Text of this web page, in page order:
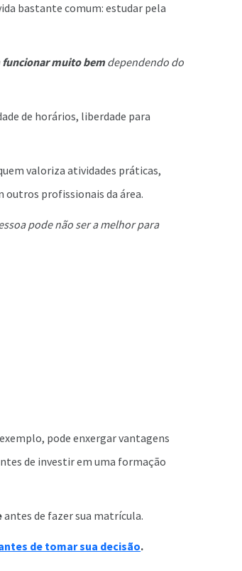
bastante comum: estudar pela
funcionar muito bemdependendo do
de horários, liberdade para
valoriza atividades práticas,
profissionais da área.
pode não ser a melhor para
pode enxergar vantagens
de investir em uma formação
antes de fazer sua matrícula.
de tomar sua decisão.